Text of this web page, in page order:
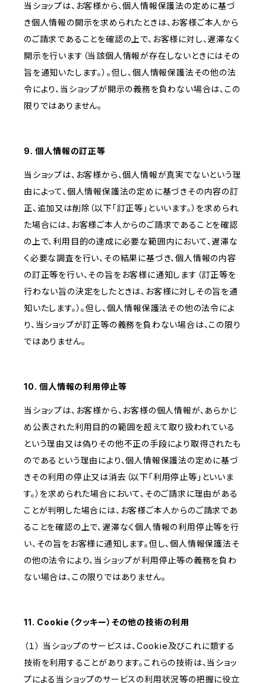
当ショップは、お客様から、個人情報保護法の定めに基づ
き個人情報の開示を求められたときは、お客様ご本人から
のご請求であることを確認の上で、お客様に対し、遅滞なく
開示を行います（当該個人情報が存在しないときにはその
旨を通知いたします。）。但し、個人情報保護法その他の法
令により、当ショップが開示の義務を負わない場合は、この
限りではありません。
9. 個人情報の訂正等
当ショップは、お客様から、個人情報が真実でないという理
由によって、個人情報保護法の定めに基づきその内容の訂
正、追加又は削除（以下「訂正等」といいます。）を求められ
た場合には、お客様ご本人からのご請求であることを確認
の上で、利用目的の達成に必要な範囲内において、遅滞な
く必要な調査を行い、その結果に基づき、個人情報の内容
の訂正等を行い、その旨をお客様に通知します（訂正等を
行わない旨の決定をしたときは、お客様に対しその旨を通
知いたします。）。但し、個人情報保護法その他の法令によ
り、当ショップが訂正等の義務を負わない場合は、この限り
ではありません。
10. 個人情報の利用停止等
当ショップは、お客様から、お客様の個人情報が、あらかじ
め公表された利用目的の範囲を超えて取り扱われている
という理由又は偽りその他不正の手段により取得されたも
のであるという理由により、個人情報保護法の定めに基づ
きその利用の停止又は消去（以下「利用停止等」といいま
す。）を求められた場合において、そのご請求に理由がある
ことが判明した場合には、お客様ご本人からのご請求であ
ることを確認の上で、遅滞なく個人情報の利用停止等を行
い、その旨をお客様に通知します。但し、個人情報保護法そ
の他の法令により、当ショップが利用停止等の義務を負わ
ない場合は、この限りではありません。
11. Cookie（クッキー）その他の技術の利用
（１） 当ショップのサービスは、Cookie及びこれに類する
技術を利用することがあります。これらの技術は、当ショッ
プによる当ショップのサービスの利用状況等の把握に役立